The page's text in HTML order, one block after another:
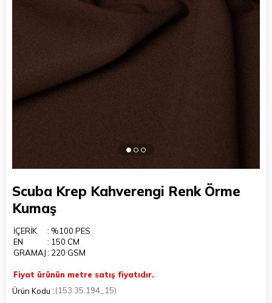
Scuba Krep Kahverengi Renk Örme
Kumaş
İÇERİK
: %100 PES
EN
: 150 CM
GRAMAJ: 220 GSM
Fiyat ürünün metre satış fiyatıdır.
(153.35.194_15)